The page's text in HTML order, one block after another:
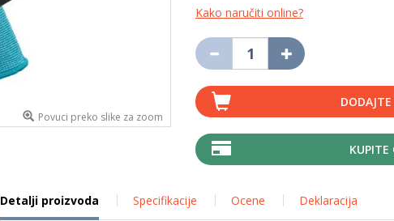
Povuci preko slike za zoom
Kako naručiti online?
KUPITE
Detalji proizvoda Specifikacije Ocene Deklaracija